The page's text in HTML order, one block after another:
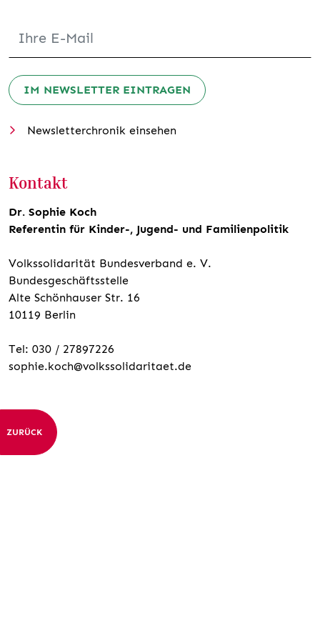
IM NEWSLETTER EINTRAGEN
Newsletterchronik einsehen
Kontakt
Dr. Sophie Koch
Referentin für Kinder-, Jugend- und Familienpolitik
Volkssolidarität Bundesverband e. V.
Bundesgeschäftsstelle
Alte Schönhauser Str. 16
10119 Berlin
Tel: 030 / 27897226
sophie.koch@volkssolidaritaet.de
ZURÜCK